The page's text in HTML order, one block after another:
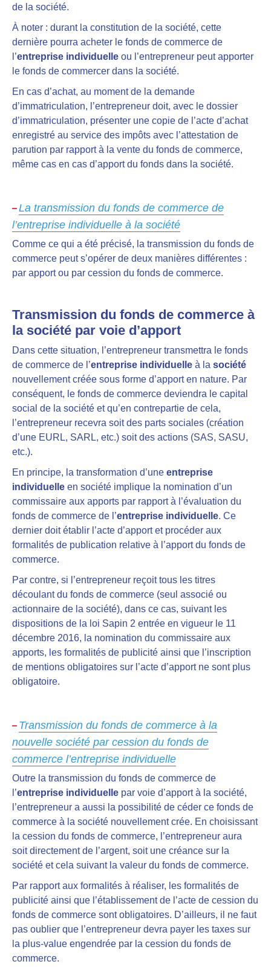
de la société.
À noter : durant la constitution de la société, cette
dernière pourra acheter le fonds de commerce de
l’entreprise individuelle ou l’entrepreneur peut apporter
le fonds de commercer dans la société.
En cas d’achat, au moment de la demande
d’immatriculation, l’entrepreneur doit, avec le dossier
d’immatriculation, présenter une copie de l’acte d’achat
enregistré au service des impôts avec l’attestation de
parution par rapport à la vente du fonds de commerce,
même cas en cas d’apport du fonds dans la société.
La transmission du fonds de commerce de
l’entreprise individuelle à la société
Comme ce qui a été précisé, la transmission du fonds de
commerce peut s’opérer de deux manières différentes :
par apport ou par cession du fonds de commerce.
Transmission du fonds de commerce à
la société par voie d’apport
Dans cette situation, l’entrepreneur transmettra le fonds
de commerce de l’entreprise individuelle à la société
nouvellement créée sous forme d’apport en nature. Par
conséquent, le fonds de commerce deviendra le capital
social de la société et qu’en contrepartie de cela,
l’entrepreneur recevra soit des parts sociales (création
d’une EURL, SARL, etc.) soit des actions (SAS, SASU,
etc.).
En principe, la transformation d’une entreprise
individuelle en société implique la nomination d’un
commissaire aux apports par rapport à l’évaluation du
fonds de commerce de l’entreprise individuelle. Ce
dernier doit établir l’acte d’apport et procéder aux
formalités de publication relative à l’apport du fonds de
commerce.
Par contre, si l’entrepreneur reçoit tous les titres
découlant du fonds de commerce (seul associé ou
actionnaire de la société), dans ce cas, suivant les
dispositions de la loi Sapin 2 entrée en vigueur le 11
décembre 2016, la nomination du commissaire aux
apports, les formalités de publicité ainsi que l’inscription
de mentions obligatoires sur l’acte d’apport ne sont plus
obligatoire.
Transmission du fonds de commerce à la
nouvelle société par cession du fonds de
commerce l’entreprise individuelle
Outre la transmission du fonds de commerce de
l’entreprise individuelle par voie d’apport à la société,
l’entrepreneur a aussi la possibilité de céder ce fonds de
commerce à la société nouvellement crée. En choisissant
la cession du fonds de commerce, l’entrepreneur aura
soit directement de l’argent, soit une créance sur la
société et cela suivant la valeur du fonds de commerce.
Par rapport aux formalités à réaliser, les formalités de
publicité ainsi que l’établissement de l’acte de cession du
fonds de commerce sont obligatoires. D’ailleurs, il ne faut
pas oublier que l’entrepreneur devra payer les taxes sur
la plus-value engendrée par la cession du fonds de
commerce.